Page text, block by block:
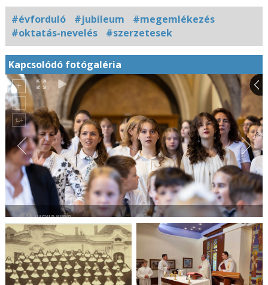
#évforduló #jubileum
#megemlékezés
#oktatás-nevelés
#szerzetesek
Kapcsolódó fotógaléria